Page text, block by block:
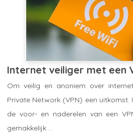
Internet veiliger met een
Om veilig en anoniem over
Private Network (VPN) een
de voor- en naderelen van een
gemakkelijk ...